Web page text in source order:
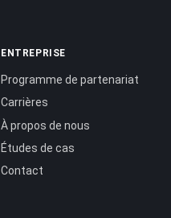
ENTREPRISE
Programme de partenariat
Carrières
À propos de nous
Études de cas
Contact